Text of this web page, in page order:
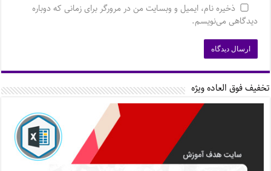
ذخیره نام، ایمیل و وبسایت من در مرورگر برای زمانی که دوباره
دیدگاهی می‌نویسم.
تخفیف فوق العاده ویژه